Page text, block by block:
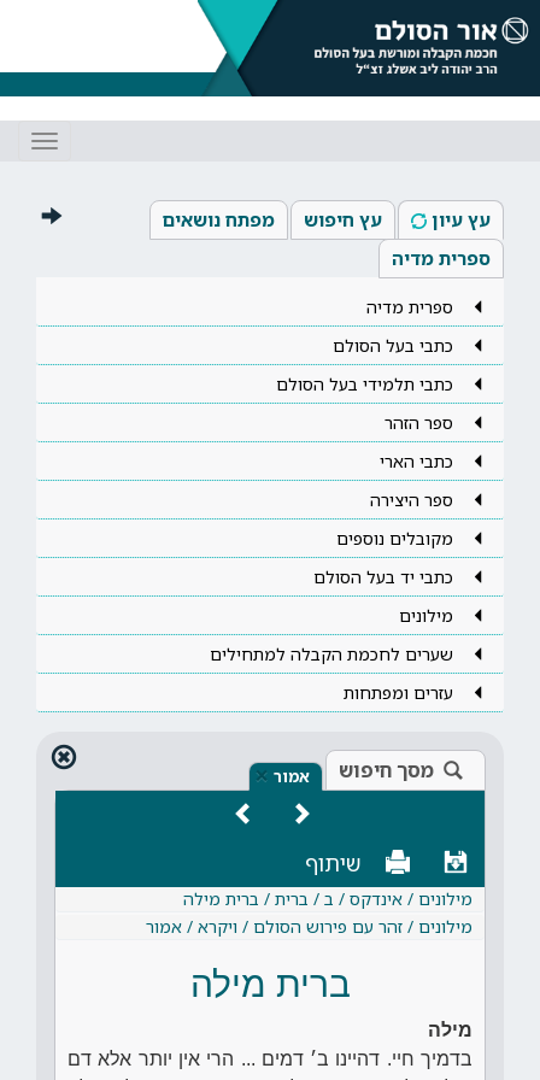
עץ עיון עץ חיפוש
מפתח נושאים
ספרית מדיה
ספרית מדיה
כתבי בעל הסולם
כתבי תלמידי בעל הסולם
ספר הזהר
כתבי הארי
ספר היצירה
מקובלים נוספים
כתבי יד בעל הסולם
מילונים
שערים לחכמת הקבלה למתחילים
עזרים ומפתחות
מסך חיפוש אמור ×
שיתוף
מילונים / אינדקס / ב / ברית / ברית מילה
מילונים / זהר עם פירוש הסולם / ויקרא / אמור
ברית מילה
מילה
בדמיך חיי. דהיינו ב׳ דמים ... הרי אין יותר אלא דם